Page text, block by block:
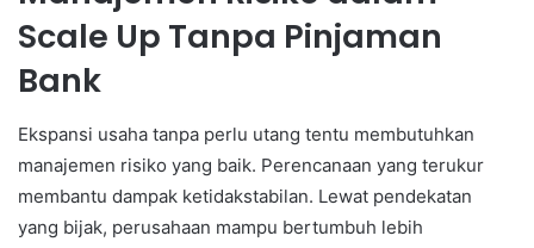
Scale Up Tanpa Pinjaman
Bank
Ekspansi usaha tanpa perlu utang tentu membutuhkan
manajemen risiko yang baik. Perencanaan yang terukur
membantu dampak ketidakstabilan. Lewat pendekatan
yang bijak, perusahaan mampu bertumbuh lebih